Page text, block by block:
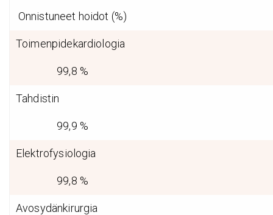
Onnistuneet hoidot (%)
Toimenpidekardiologia
99,8 %
Tahdistin
99,9 %
Elektrofysiologia
99,8 %
Avosydänkirurgia